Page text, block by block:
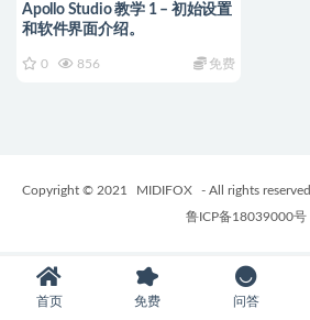
Apollo Studio 教学 1 – 初始设置
和软件界面介绍。
0 856 免费
Copyright © 2021 MIDIFOX - All rights reserved
鲁ICP备18039000号
首页 免费 问答